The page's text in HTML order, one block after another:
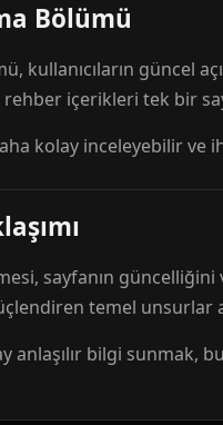
Bölümü
kullanıcıların güncel
rehber içerikleri tek bir
kolay inceleyebilir ve
sayfanın güncelliğini
temel unsurlar
anlaşılır bilgi sunmak,